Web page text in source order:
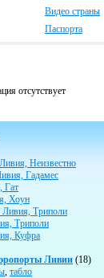
Видео страны
Паспорта
отсутствует
Неизвестно
Гадамес
Гат
Хоун
Ливия, Триполи
Триполи
Куфра
Ливии (18)
, табло